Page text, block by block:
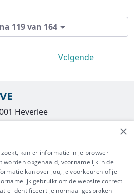
119 van 164
Volgende
Heverlee
0436 612 044
×
kan er informatie in je browser
worden opgehaald, voornamelijk in de
kan over jou, je voorkeuren of je
gebruikt om de website correct
identificeert je normaal gesproken